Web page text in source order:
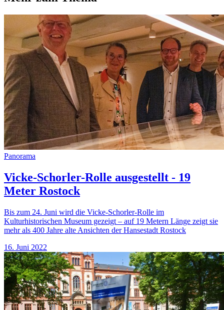
Panorama
Vicke-Schorler-Rolle ausgestellt - 19
Meter Rostock
Bis zum 24. Juni wird die Vicke-Schorler-Rolle im
Kulturhistorischen Museum gezeigt – auf 19 Metern Länge zeigt sie
mehr als 400 Jahre alte Ansichten der Hansestadt Rostock
16. Juni 2022